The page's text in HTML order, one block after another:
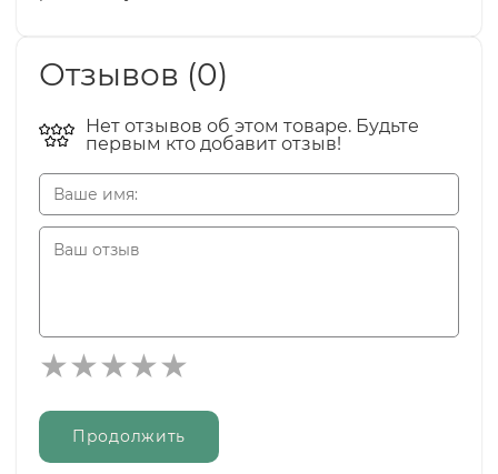
Отзывов (0)
Нет отзывов об этом товаре. Будьте
первым кто добавит отзыв!
Продолжить